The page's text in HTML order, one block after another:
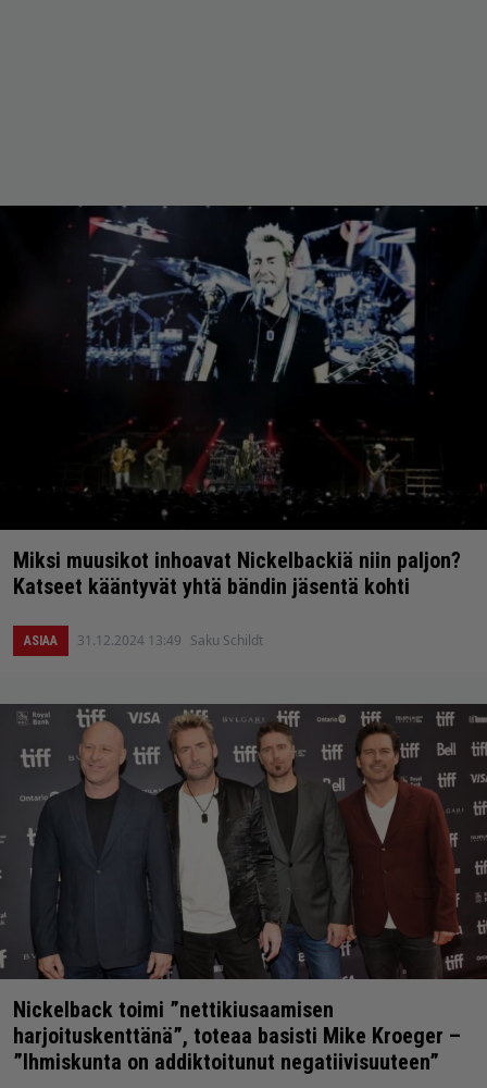
Miksi muusikot inhoavat Nickelbackiä niin paljon?
Katseet kääntyvät yhtä bändin jäsentä kohti
ASIAA 31.12.2024 13:49 Saku Schildt
Nickelback toimi ”nettikiusaamisen
harjoituskenttänä”, toteaa basisti Mike Kroeger –
”Ihmiskunta on addiktoitunut negatiivisuuteen”